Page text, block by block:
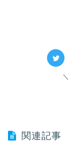
関連記事